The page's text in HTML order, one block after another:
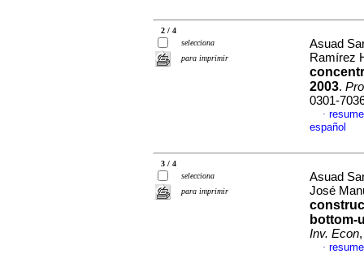
2 / 4
selecciona
para imprimir
Asuad
Ramírez
2003.
0301-
·
español
3 / 4
selecciona
para imprimir
Asuad
José
bottom-
Inv. Econ
·